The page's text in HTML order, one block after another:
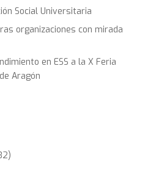
Social Universitaria
organizaciones con mirada
en ESS a la X Feria
Aragón